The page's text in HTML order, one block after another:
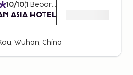
10/10(1 Beoordelingen
ASIA HOTEL
Wuhan, China